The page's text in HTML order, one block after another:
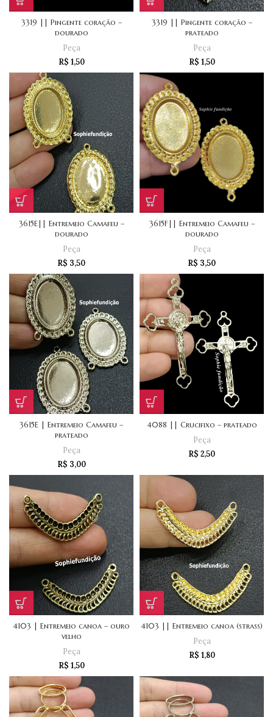
3319 || Pingente coração –
dourado
Peça
R$ 1,50
3319 || Pingente coração –
prateado
Peça
R$ 1,50
3615E|| Entremeio Camafeu –
dourado
Peça
R$ 3,50
3615F|| Entremeio Camafeu –
dourado
Peça
R$ 3,50
3615E | Entremeio Camafeu –
prateado
Peça
R$ 3,00
4088 || Crucifixo – prateado
Peça
R$ 2,50
4103 | Entremeio canoa – ouro
velho
Peça
R$ 1,50
4103 || Entremeio canoa (strass)
Peça
R$ 1,80